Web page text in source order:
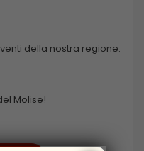
della nostra regione.
Molise!